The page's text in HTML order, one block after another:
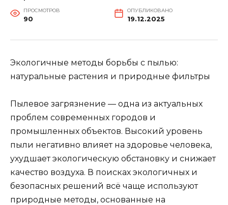
ПРОСМОТРОВ
90
ОПУБЛИКОВАНО
19.12.2025
Экологичные методы борьбы с пылью:
натуральные растения и природные фильтры
Пылевое загрязнение — одна из актуальных
проблем современных городов и
промышленных объектов. Высокий уровень
пыли негативно влияет на здоровье человека,
ухудшает экологическую обстановку и снижает
качество воздуха. В поисках экологичных и
безопасных решений всё чаще используют
природные методы, основанные на